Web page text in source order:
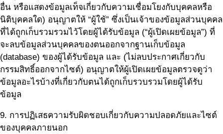
อื่น หรือแสดงข้อมูลเท็จเกี่ยวกับความเชื่อมโยงกับบุคคลหรือ
นิติบุคคลใด) อนุญาตให้ “ผู้ใช้” ซึ่งเป็นเจ้าของข้อมูลส่วนบุคคล
ที่ได้ถูกเก็บรวมรวมไว้โดยผู้ได้รับข้อมูล (“ผู้เปิดเผยข้อมูล”) ที่
จะลบข้อมูลส่วนบุคคลของตนออกจากฐานเก็บข้อมูล
(database) ของผู้ได้รับข้อมูล และ (ไม่ลบประกาศเกี่ยวกับ
กรรมสิทธิ์ออกจากไซต์) อนุญาตให้ผู้เปิดเผยข้อมูลตรวจดูว่า
ข้อมูลอะไรบ้างที่เกี่ยวกับตนได้ถูกเก็บรวบรวมโดยผู้ได้รับ
ข้อมูล
9. การปฏิเสธความรับผิดชอบเกี่ยวกับความปลอดภัยและไซต์
ของบุคคลภายนอก